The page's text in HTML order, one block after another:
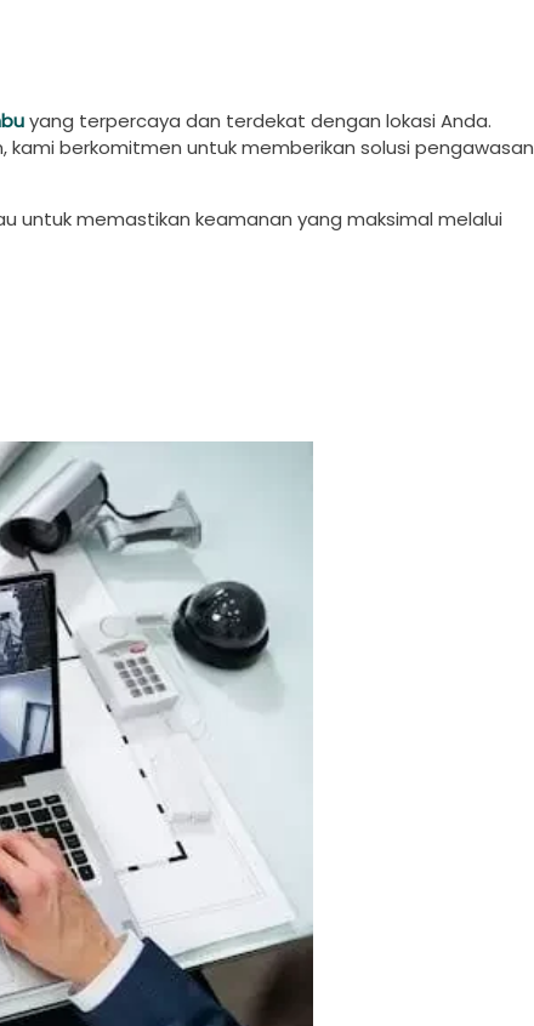
yang terpercaya dan terdekat dengan lokasi Anda.
berkomitmen untuk memberikan solusi pengawasan
untuk memastikan keamanan yang maksimal melalui